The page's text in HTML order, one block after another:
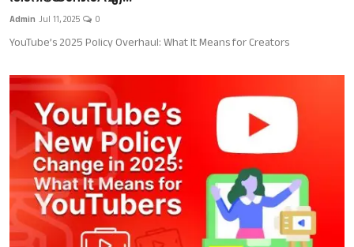
Shop Online
Education
Business
Local News
Earn Money
Tutorials
Admin Jul 11, 2025 0
YouTube’s 2025 Policy Overhaul: What It Means for Creators